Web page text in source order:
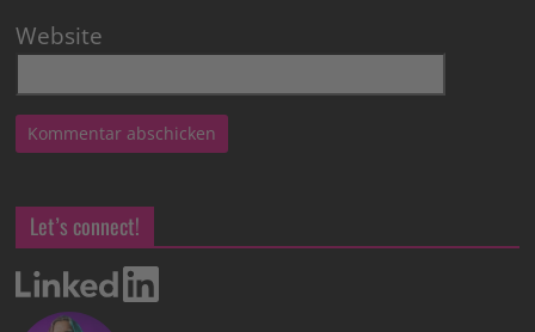
Website
Let’s connect!